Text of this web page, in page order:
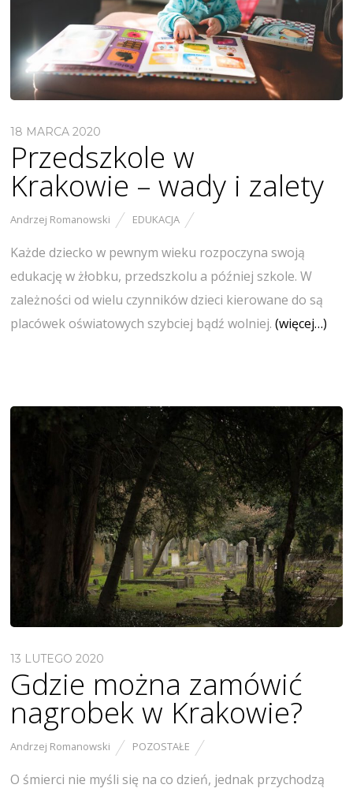
18 MARCA 2020
Przedszkole w
Krakowie – wady i zalety
Andrzej Romanowski EDUKACJA
Każde dziecko w pewnym wieku rozpoczyna swoją
edukację w żłobku, przedszkolu a później szkole. W
zależności od wielu czynników dzieci kierowane do są
placówek oświatowych szybciej bądź wolniej.(więcej…)
13 LUTEGO 2020
Gdzie można zamówić
nagrobek w Krakowie?
Andrzej Romanowski POZOSTAŁE
O śmierci nie myśli się na co dzień, jednak przychodzą